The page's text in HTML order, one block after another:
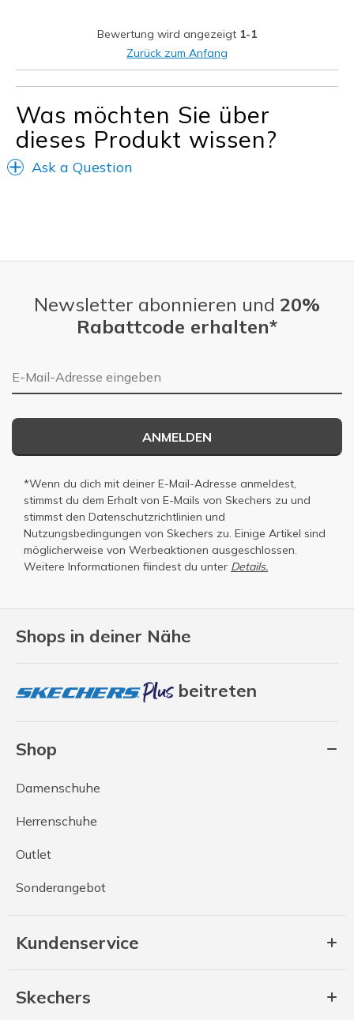
Bewertung wird angezeigt 1-1
Zurück zum Anfang
Was möchten Sie über
dieses Produkt wissen?
Ask a Question
Shops in deiner Nähe
beitreten
Shop
Damenschuhe
Herrenschuhe
Outlet
Sonderangebot
Kundenservice
Skechers
Newsletter abonnieren und 20%
Rabattcode erhalten*
E-Mail-Adresse
ANMELDEN
*Wenn du dich mit deiner E-Mail-Adresse anmeldest,
stimmst du dem Erhalt von E-Mails von Skechers zu und
stimmst den Datenschutzrichtlinien und
Nutzungsbedingungen von Skechers zu. Einige Artikel sind
möglicherweise von Werbeaktionen ausgeschlossen.
Weitere Informationen fiindest du unter Details.